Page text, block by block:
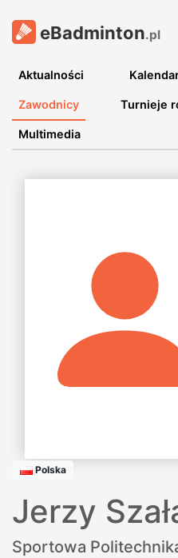
eBadminton.pl
Aktualności
Zawodnicy Turnieje
Multimedia
Polska
Jerzy
Sportowa